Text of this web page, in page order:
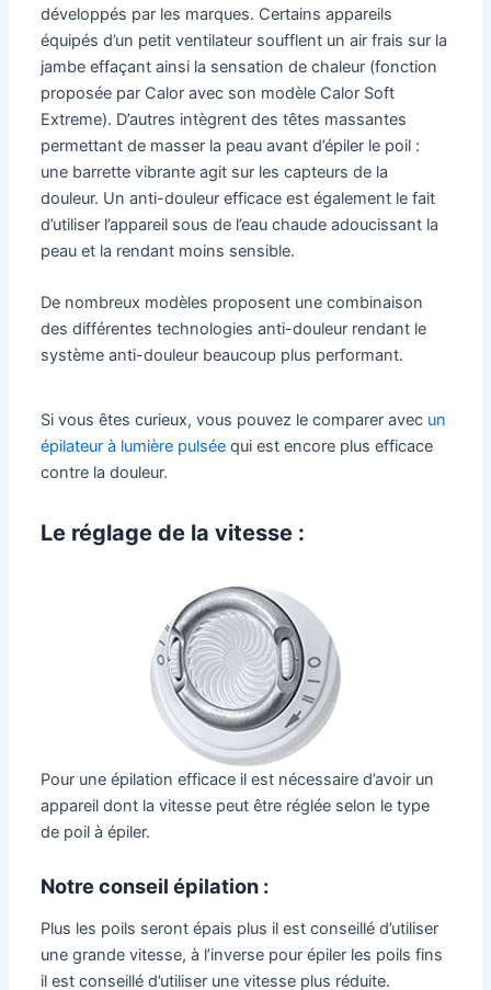
développés par les marques. Certains appareils
équipés d’un petit ventilateur soufflent un air frais sur la
jambe effaçant ainsi la sensation de chaleur (fonction
proposée par Calor avec son modèle Calor Soft
Extreme). D’autres intègrent des têtes massantes
permettant de masser la peau avant d’épiler le poil :
une barrette vibrante agit sur les capteurs de la
douleur. Un anti-douleur efficace est également le fait
d’utiliser l’appareil sous de l’eau chaude adoucissant la
peau et la rendant moins sensible.
De nombreux modèles proposent une combinaison
des différentes technologies anti-douleur rendant le
système anti-douleur beaucoup plus performant.
Si vous êtes curieux, vous pouvez le comparer avec un
épilateur à lumière pulsée qui est encore plus efficace
contre la douleur.
Le réglage de la vitesse :
Pour une épilation efficace il est nécessaire d’avoir un
appareil dont la vitesse peut être réglée selon le type
de poil à épiler.
Notre conseil épilation :
Plus les poils seront épais plus il est conseillé d’utiliser
une grande vitesse, à l’inverse pour épiler les poils fins
il est conseillé d’utiliser une vitesse plus réduite.